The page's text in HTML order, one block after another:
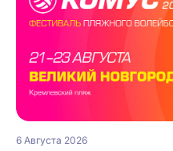
6 Августа 2026